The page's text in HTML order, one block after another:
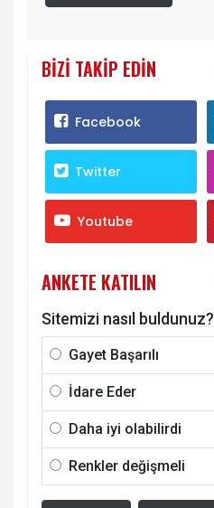
BIZI TAKIP EDIN
Facebook
Twitter
Youtube
ANKETE KATILIN
Sitemizi nasıl buldunuz?
Gayet Başarılı
İdare Eder
Daha iyi olabilirdi
Renkler değişmeli